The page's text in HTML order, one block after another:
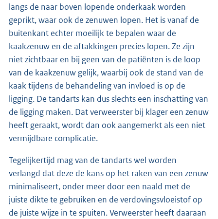
langs de naar boven lopende onderkaak worden
geprikt, waar ook de zenuwen lopen. Het is vanaf de
buitenkant echter moeilijk te bepalen waar de
kaakzenuw en de aftakkingen precies lopen. Ze zijn
niet zichtbaar en bij geen van de patiënten is de loop
van de kaakzenuw gelijk, waarbij ook de stand van de
kaak tijdens de behandeling van invloed is op de
ligging. De tandarts kan dus slechts een inschatting van
de ligging maken. Dat verweerster bij klager een zenuw
heeft geraakt, wordt dan ook aangemerkt als een niet
vermijdbare complicatie.
Tegelijkertijd mag van de tandarts wel worden
verlangd dat deze de kans op het raken van een zenuw
minimaliseert, onder meer door een naald met de
juiste dikte te gebruiken en de verdovingsvloeistof op
de juiste wijze in te spuiten. Verweerster heeft daaraan